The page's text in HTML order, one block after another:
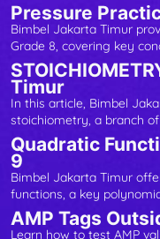
Pressure
Bimbel Jakarta Timur
Grade 8, covering key
Timur
In this article, Bimbel
stoichiometry, a branch
Quadratic
9
Bimbel Jakarta Timur
functions, a key
AMP Tags
Learn how to test AMP